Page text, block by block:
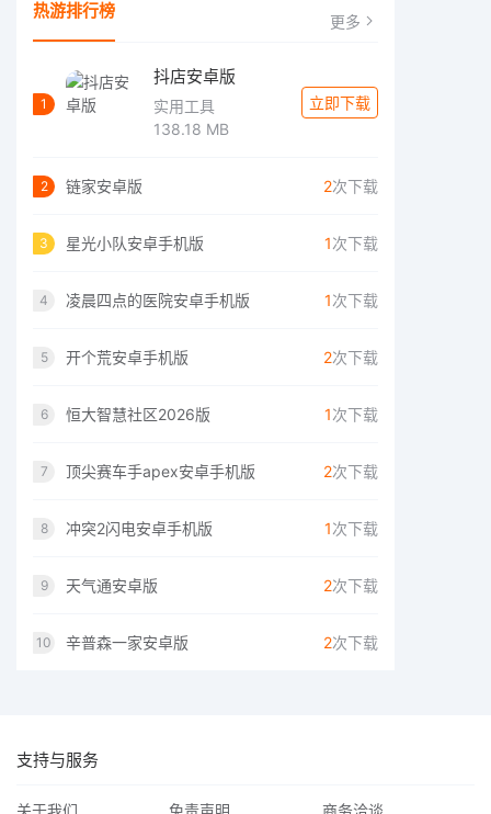
热游排行榜 更多
1
抖店安卓版
实用工具
138.18 MB
立即下载
2 链家安卓版 2次下载
3 星光小队安卓手机版 1次下载
4 凌晨四点的医院安卓手机版 1次下载
5 开个荒安卓手机版 2次下载
6 恒大智慧社区2026版 1次下载
7 顶尖赛车手apex安卓手机版 2次下载
8 冲突2闪电安卓手机版 1次下载
9 天气通安卓版 2次下载
10 辛普森一家安卓版 2次下载
支持与服务
关于我们 免责声明 商务洽谈